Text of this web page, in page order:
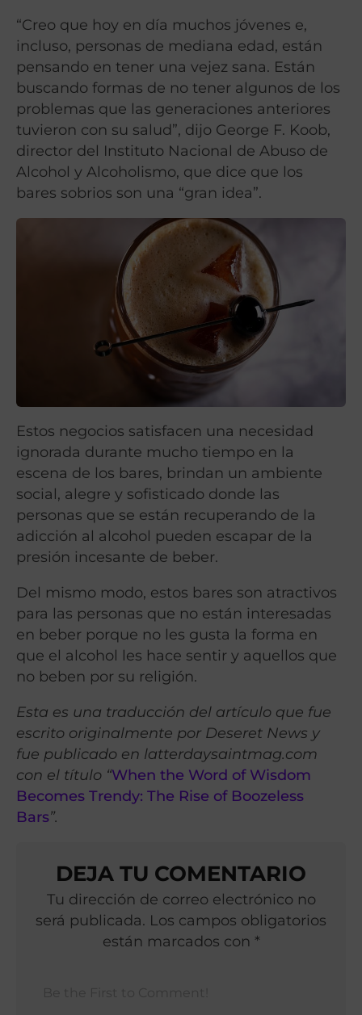
“Creo que hoy en día muchos jóvenes e,
incluso, personas de mediana edad, están
pensando en tener una vejez sana. Están
buscando formas de no tener algunos de los
problemas que las generaciones anteriores
tuvieron con su salud”, dijo George F. Koob,
director del Instituto Nacional de Abuso de
Alcohol y Alcoholismo, que dice que los
bares sobrios son una “gran idea”.
Estos negocios satisfacen una necesidad
ignorada durante mucho tiempo en la
escena de los bares, brindan un ambiente
social, alegre y sofisticado donde las
personas que se están recuperando de la
adicción al alcohol pueden escapar de la
presión incesante de beber.
Del mismo modo, estos bares son atractivos
para las personas que no están interesadas
en beber porque no les gusta la forma en
que el alcohol les hace sentir y aquellos que
no beben por su religión.
Esta es una traducción del artículo que fue
escrito originalmente por Deseret News y
fue publicado en latterdaysaintmag.com
con el título “When the Word of Wisdom
Becomes Trendy: The Rise of Boozeless
Bars”.
DEJA TU COMENTARIO
Tu dirección de correo electrónico no
será publicada. Los campos obligatorios
están marcados con *